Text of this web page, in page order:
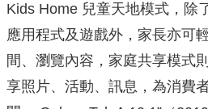
Kids Home 兒童天地模式， 除
應用程式及遊戲外， 家長亦可
間、瀏覽內容， 家庭共享模式
享照片、活動、訊息， 為消費